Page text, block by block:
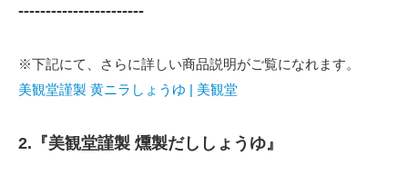
-----------------------
※下記にて、さらに詳しい商品説明がご覧になれます。
美観堂謹製 黄ニラしょうゆ | 美観堂
2.『美観堂謹製 燻製だししょうゆ』